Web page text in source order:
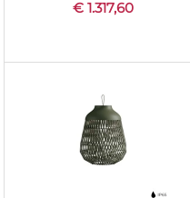
€ 1.317,60